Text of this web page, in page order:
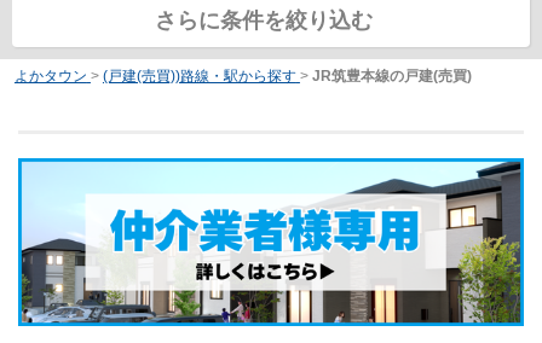
さらに条件を絞り込む
よかタウン > (戸建(売買))路線・駅から探す > JR筑豊本線の戸建(売買)